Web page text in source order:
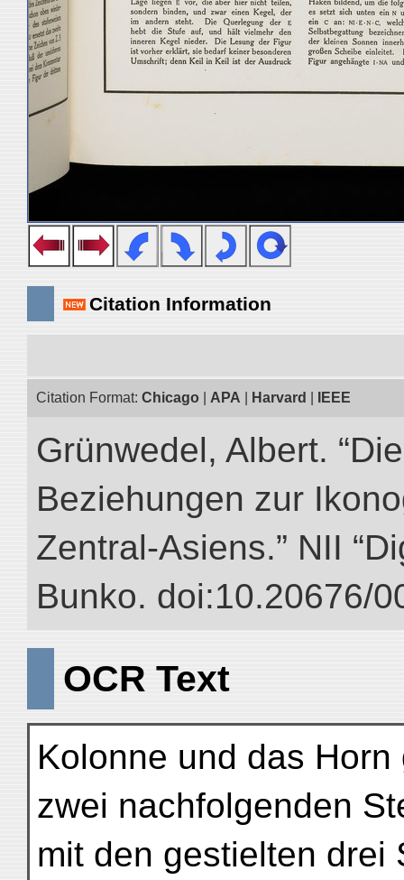
Citation Information
Citation Format: Chicago APA Harvard IEEE
Grünwedel, Albert.
Beziehungen zur
Zentral-Asiens.” NII
Bunko. doi:10.20676/
OCR Text
Kolonne und das
zwei nachfolgenden
mit den gestielten drei